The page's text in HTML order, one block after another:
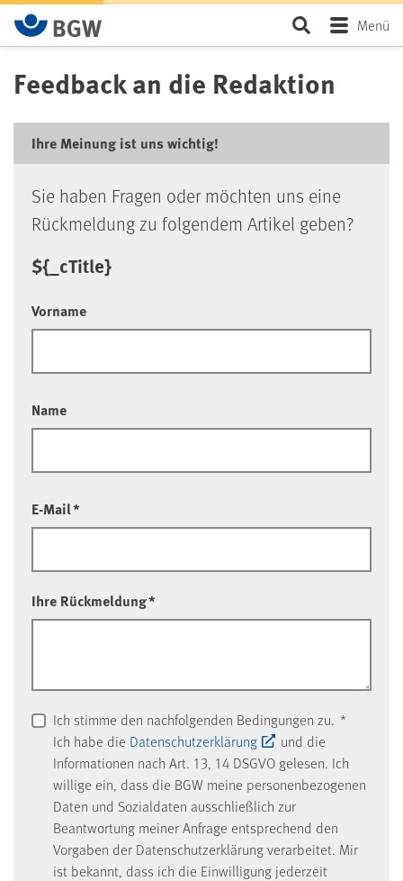
Zum Hauptinhalt springen SeiteMenü
Feedback an die Redaktion
Ihre Meinung ist uns wichtig!
Sie haben Fragen oder möchten uns eine
Rückmeldung zu folgendem Artikel geben?
${_cTitle}
Vorname
Name
E-Mail*
Ihre Rückmeldung*
Ich stimme den nachfolgenden Bedingungen zu. *
Ich habe die Datenschutzerklärung
und die
Informationen nach Art. 13, 14 DSGVO gelesen. Ich
willige ein, dass die BGW meine personenbezogenen
Daten und Sozialdaten ausschließlich zur
Beantwortung meiner Anfrage entsprechend den
Vorgaben der Datenschutzerklärung verarbeitet. Mir
ist bekannt, dass ich die Einwilligung jederzeit